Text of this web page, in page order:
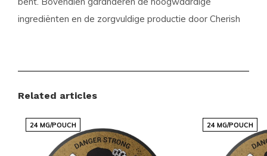
ingrediënten en de zorgvuldige productie door Cherish
Productdetails
Zakjes per bakje:20
Gewicht per zakje (gram):0.7
Related articles
24 MG/POUCH 24 MG/POUCH